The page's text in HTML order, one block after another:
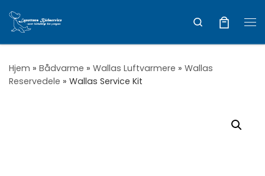
Vis hele indholdet
Search
Hjem » Bådvarme » Wallas Luftvarmere » Wallas
Reservedele » Wallas Service Kit